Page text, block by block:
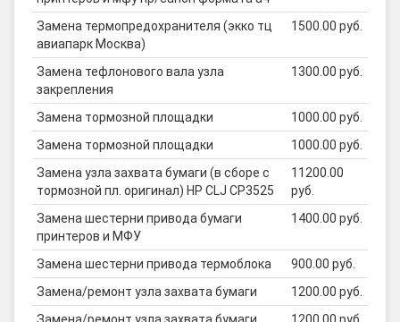
Замена термопредохранителя (экко тц
авиапарк Москва)
1500.00 руб.
Замена тефлонового вала узла
закрепления
1300.00 руб.
Замена тормозной площадки
1000.00 руб.
Замена тормозной площадки
1000.00 руб.
Замена узла захвата бумаги (в сборе с
тормозной пл. оригинал) HP CLJ CP3525
11200.00
руб.
Замена шестерни привода бумаги
принтеров и МФУ
1400.00 руб.
Замена шестерни привода термоблока
900.00 руб.
Замена/ремонт узла захвата бумаги
1200.00 руб.